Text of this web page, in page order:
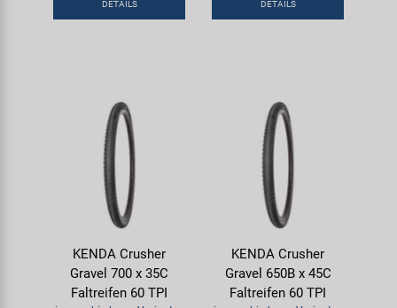
DETAILS DETAILS
KENDA Crusher
Gravel 700 x 35C
Faltreifen 60 TPI
KENDA Crusher
Gravel 650B x 45C
Faltreifen 60 TPI